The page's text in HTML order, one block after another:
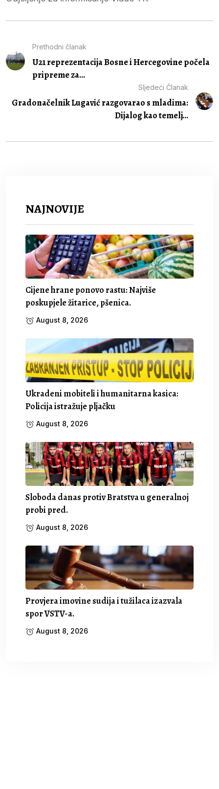
Prethodni članak
U21 reprezentacija Bosne i Hercegovine počela
pripreme za...
Sljedeći Članak
Gradonačelnik Lugavić razgovarao s mladima:
Dijalog kao temelj...
NAJNOVIJE
Cijene hrane ponovo rastu: Najviše
poskupjele žitarice, pšenica.
August 8, 2026
Ukradeni mobiteli i humanitarna kasica:
Policija istražuje pljačku
August 8, 2026
Sloboda danas protiv Bratstva u generalnoj
probi pred.
August 8, 2026
Provjera imovine sudija i tužilaca izazvala
spor VSTV-a.
August 8, 2026